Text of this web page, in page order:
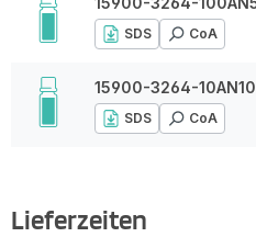
SDS CoA
15900-3264-10AN10
SDS CoA
Lieferzeiten